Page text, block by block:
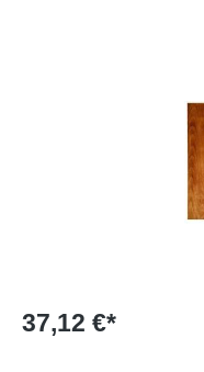
37,12 €*